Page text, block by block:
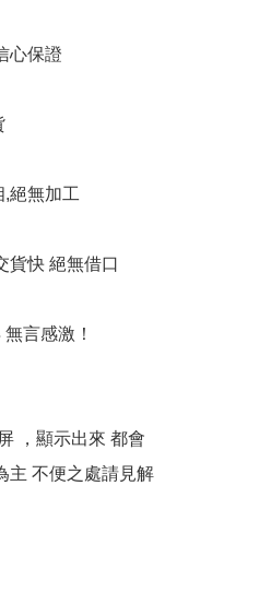
心保證
絕無加工
貨快 絕無借口
言感激！
，顯示出來 都會
主 不便之處請見解